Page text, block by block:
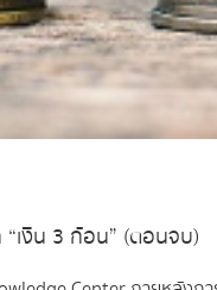
“เงิน 3 ก้อน” (ตอนจบ)